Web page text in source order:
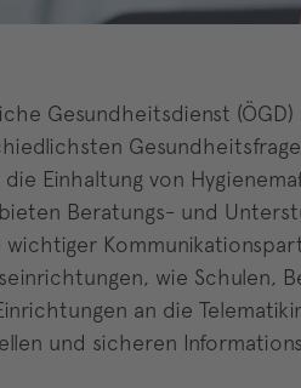
Gesundheitsdienst
Einhaltung von
Beratungs- und
wichtiger
wie Schulen,
an die
und sicheren